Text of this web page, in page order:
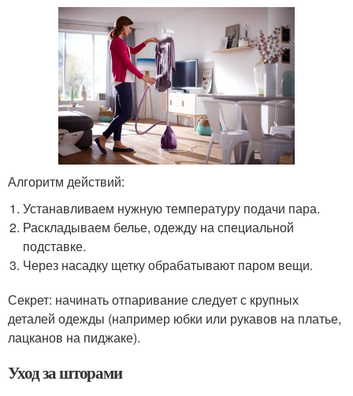
Алгоритм действий:
Устанавливаем нужную температуру подачи пара.
Раскладываем белье, одежду на специальной
подставке.
Через насадку щетку обрабатывают паром вещи.
Секрет: начинать отпаривание следует с крупных
деталей одежды (например юбки или рукавов на платье,
лацканов на пиджаке).
Уход за шторами